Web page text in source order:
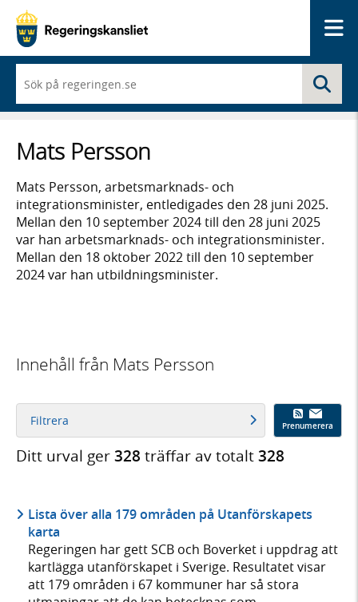
du
börjar
skriva
framträder
en
med
sökförslag
Mats Persson
Mats Persson, arbetsmarknads- och
integrationsminister, entledigades den 28 juni 2025.
Mellan den 10 september 2024 till den 28 juni 2025
var han arbetsmarknads- och integrationsminister.
Mellan den 18 oktober 2022 till den 10 september
2024 var han utbildningsminister.
Innehåll från Mats Persson
Filtrera Prenumerera
Ditt urval ger328 träffar av totalt328
Lista över alla 179 områden på Utanförskapets
karta
Regeringen har gett SCB och Boverket i uppdrag att
kartlägga utanförskapet i Sverige. Resultatet visar
att 179 områden i 67 kommuner har så stora